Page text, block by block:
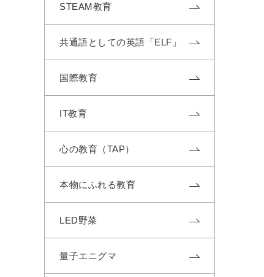
STEAM教育
共通語としての英語「ELF」
国際教育
IT教育
心の教育（TAP）
本物にふれる教育
LED野菜
量子エニグマ